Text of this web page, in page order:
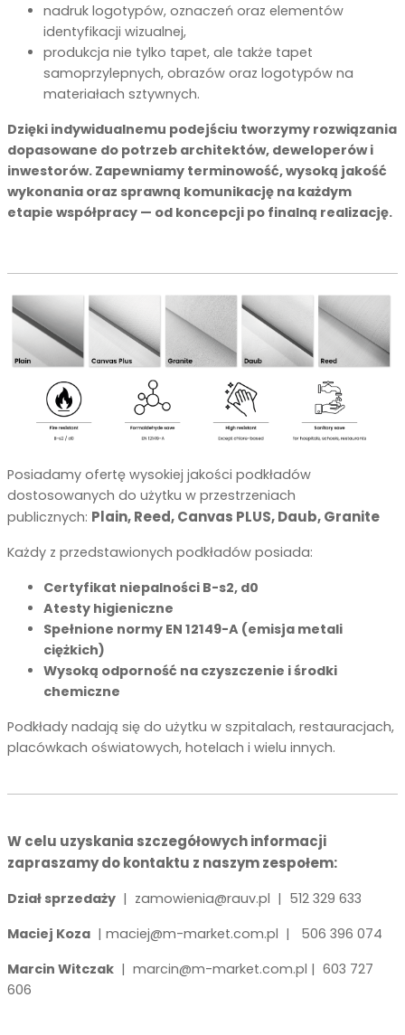
nadruk logotypów, oznaczeń oraz elementów
identyfikacji wizualnej,
produkcja nie tylko tapet, ale także tapet
samoprzylepnych, obrazów oraz logotypów na
materiałach sztywnych.
Dzięki indywidualnemu podejściu tworzymy rozwiązania
dopasowane do potrzeb architektów, deweloperów i
inwestorów. Zapewniamy terminowość, wysoką jakość
wykonania oraz sprawną komunikację na każdym
etapie współpracy — od koncepcji po finalną realizację.
Posiadamy ofertę wysokiej jakości podkładów
dostosowanych do użytku w przestrzeniach
publicznych: Plain,Reed,Canvas PLUS,Daub,Granite
Każdy z przedstawionych podkładów posiada:
Certyfikat niepalności B-s2, d0
Atesty higieniczne
Spełnione normy EN 12149-A (emisja metali
ciężkich)
Wysoką odporność na czyszczenie i środki
chemiczne
Podkłady nadają się do użytku w szpitalach, restauracjach,
placówkach oświatowych, hotelach i wielu innych.
W celu uzyskania szczegółowych informacji
zapraszamy do kontaktu z naszym zespołem:
Dział sprzedaży | zamowienia@rauv.pl | 512 329 633
Maciej Koza | maciej@m-market.com.pl |
506 396 074
Marcin Witczak | marcin@m-market.com.pl | 603 727
606